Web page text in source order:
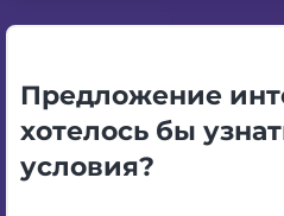
Предложение
хотелось бы
условия?